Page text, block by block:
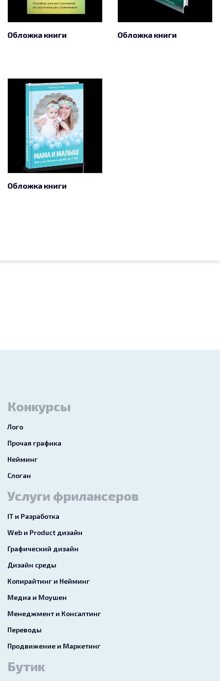
Обложка книги Обложка книги
Обложка книги
Конкурсы
Лого
Прочая графика
Нейминг
Слоган
Услуги фрилансеров
IT и Разработка
Web и Product дизайн
Графический дизайн
Дизайн среды
Копирайтинг и Нейминг
Медиа и Моушен
Менеджмент и Консалтинг
Переводы
Продвижение и Маркетинг
Бутик